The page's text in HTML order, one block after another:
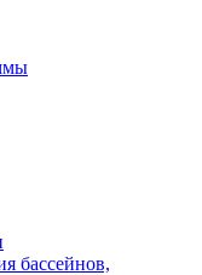
бассейнов,